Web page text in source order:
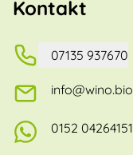
Kontakt
07135 937670
info@wino.bio
0152 04264151